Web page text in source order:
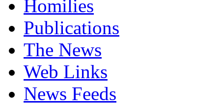
Homilies
Publications
The News
Web Links
News Feeds